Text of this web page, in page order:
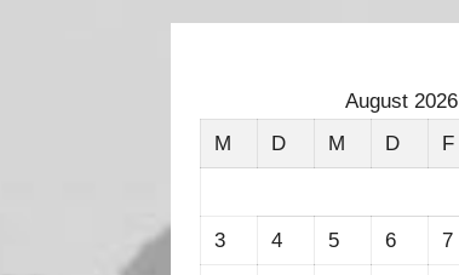
August 2026
M
D M D F
3 4 5 6 7